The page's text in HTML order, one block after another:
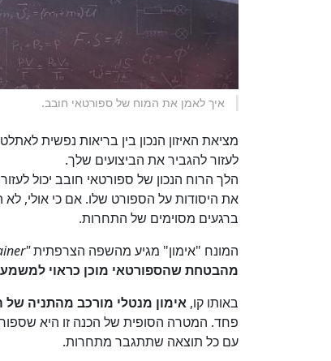
איך לאמן את המוח של ספורטאי חובב.
מציאת האיזון הנכון בין בריאות נפשית
לעזור להגביר את הביצועים שלך.
הלך הרוח הנכון של ספורטאי חובב יכול
את היסודות על הספורט שלו. אם כי אולי,
ברגעים מסוימים של התחרות.
המונח "אימון" מגיע מהשפה הצרפתית"entrainer"
מהבטחת שהספורטאי מוכן כראוי
באותו קו, אימון מנטלי מורכב מהתניה
פחד. המטרה הסופית של הכנה זו היא
עם כל תוצאה שתתגבר מתחרות.